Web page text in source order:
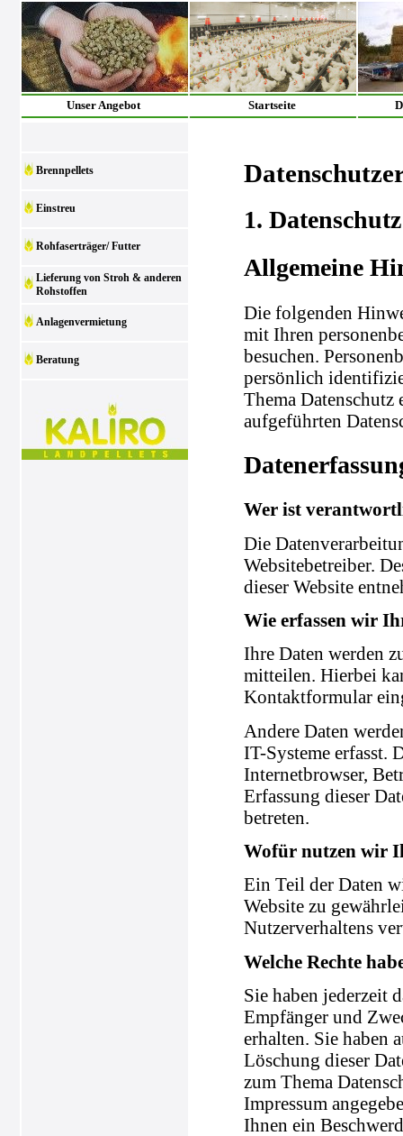
Unser Angebot Startseite
Brennpellets
Einstreu
Rohfaserträger/ Futter
Lieferung von Stroh & anderen
Rohstoffen
Anlagenvermietung
Beratung
1.
Allgemeine
Die folgenden
mit Ihren
besuchen.
persönlich
Thema Datenschutz
aufgeführten
Wer ist
Die
Websitebetreiber.
dieser Website
Wie erfassen wir
Ihre Daten werden
mitteilen. Hierbei
Kontaktformular
Andere Daten
IT-Systeme erfasst.
Internetbrowser,
Erfassung dieser
betreten.
Wofür nutzen wir
Ein Teil der Daten
Website zu
Nutzerverhaltens
Welche Rechte
Sie haben jederzeit
Empfänger und
erhalten. Sie haben
Löschung dieser
zum Thema
Impressum
Ihnen ein